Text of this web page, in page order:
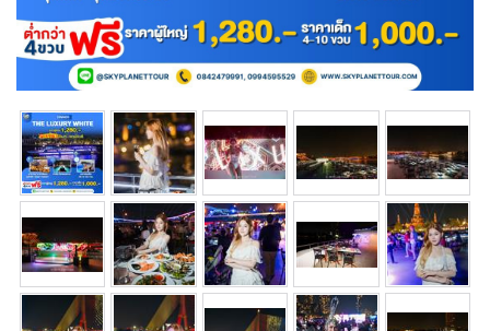
ชำระ
ติดต่อ
เรา
อัพเดท
ใหม่
รีวิว
จาก
ลูกค้า